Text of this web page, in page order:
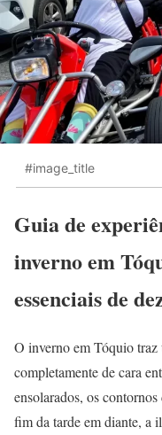
#image_title
Guia de
inverno em
essenciais de
O inverno em Tóquio traz
completamente de cara
ensolarados, os
fim da tarde em diante, a